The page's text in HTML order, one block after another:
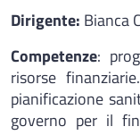
Dirigente: Bianca
Competenze:
risorse
pianificazione
governo per il